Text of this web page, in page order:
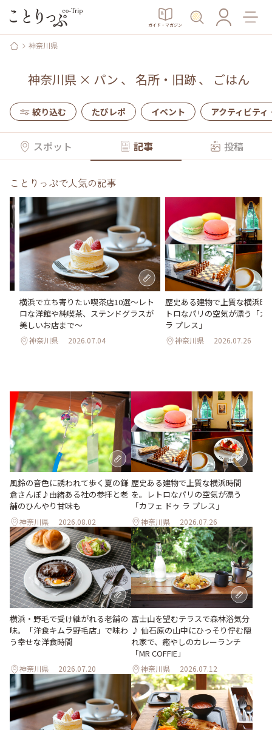
ガイド・マガジン
神奈川県
神奈川県× パン 、 名所・旧跡、 ごはん
絞り込む たびレポ イベント アクティビティ
スポット 記事 投稿
ことりっぷで人気の記事
横浜で立ち寄りたい喫茶店10選～レト
ロな洋館や純喫茶、ステンドグラスが
美しいお店まで～
神奈川県 2026.07.04
歴史ある建物で上質な横浜時
トロなパリの空気が漂う「カ
ラ プレス」
神奈川県 2026.07.26
風鈴の音色に誘われて歩く夏の鎌
倉さんぽ♪由緒ある社の参拝と老
舗のひんやり甘味も
神奈川県 2026.08.02
歴史ある建物で上質な横浜時間
を。レトロなパリの空気が漂う
「カフェ ドゥ ラ プレス」
神奈川県 2026.07.26
横浜・野毛で受け継がれる老舗の
味。「洋食キムラ野毛店」で味わ
う幸せな洋食時間
神奈川県 2026.07.20
富士山を望むテラスで森林浴気分
♪ 仙石原の山中にひっそり佇む隠
れ家で、癒やしのカレーランチ
「MR COFFIE」
神奈川県 2026.07.12